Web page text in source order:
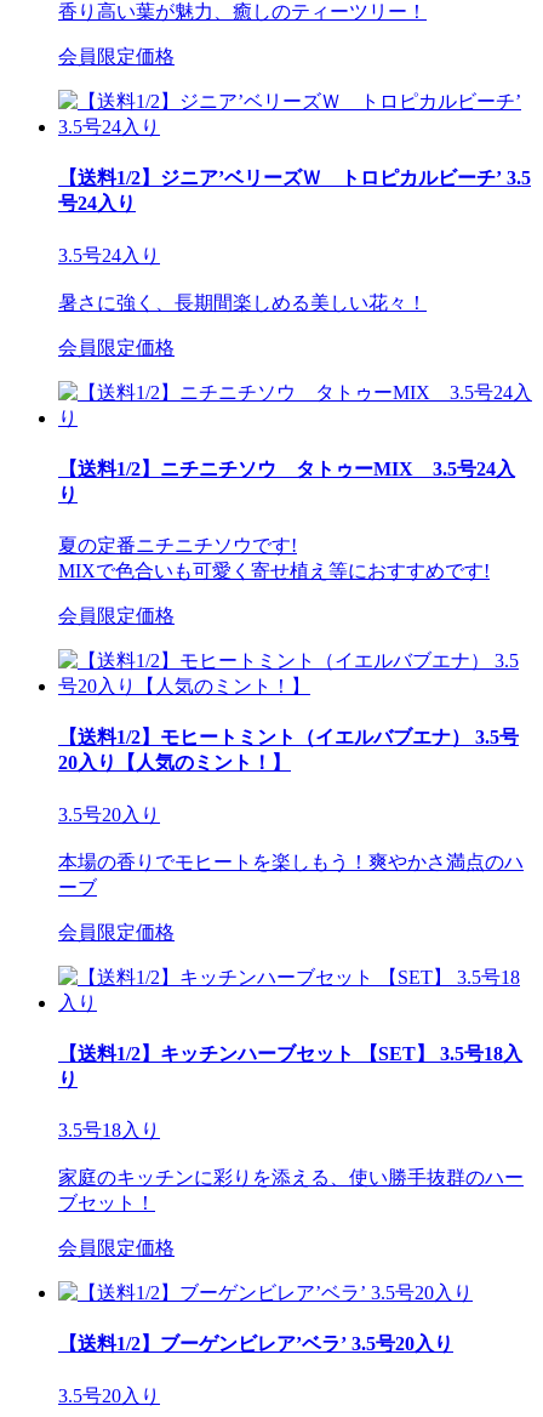
香り高い葉が魅力、癒しのティーツリー！
会員限定価格
【送料1/2】ジニア’ベリーズＷ トロピカルビーチ’ 3.5
号24入り
3.5号24入り
暑さに強く、長期間楽しめる美しい花々！
会員限定価格
【送料1/2】ニチニチソウ タトゥーMIX 3.5号24入
り
夏の定番ニチニチソウです!
MIXで色合いも可愛く寄せ植え等におすすめです!
会員限定価格
【送料1/2】モヒートミント（イエルバブエナ） 3.5号
20入り【人気のミント！】
3.5号20入り
本場の香りでモヒートを楽しもう！爽やかさ満点のハ
ーブ
会員限定価格
【送料1/2】キッチンハーブセット 【SET】 3.5号18入
り
3.5号18入り
家庭のキッチンに彩りを添える、使い勝手抜群のハー
ブセット！
会員限定価格
【送料1/2】ブーゲンビレア’ベラ’ 3.5号20入り
3.5号20入り